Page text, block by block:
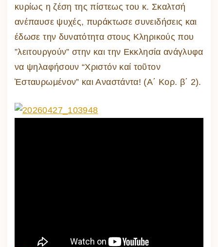
κυρίως η ζέση της πίστεως του κ. Σκαλτσή
ανέπαυσε ψυχές, πυράκτωσε συνειδήσεις και
έδωσε την δυνατότητα στους Κληρικούς που
”λειτουργούν” στην και την Εκκλησία ανάγλυφα
να ψηλαφήσουν “Χριστόν καί τοῦτον
Ἐσταυρωμένον” και Αναστάντα! (Α΄ Κορ. β΄ 2).